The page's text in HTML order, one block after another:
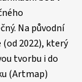
Na původní
2022), který
tvorbu i do
(Artmap)